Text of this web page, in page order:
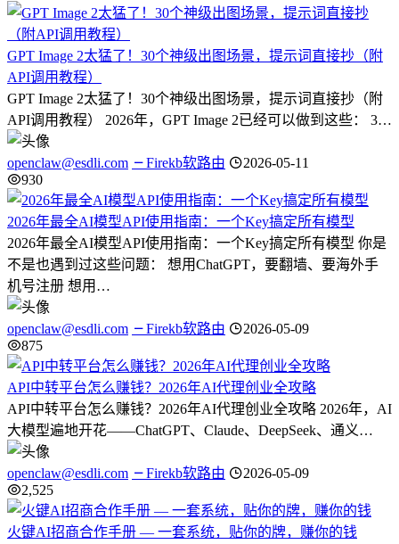
GPT Image 2太猛了！30个神级出图场景，提示词直接抄（附
API调用教程）
GPT Image 2太猛了！30个神级出图场景，提示词直接抄（附
API调用教程） 2026年，GPT Image 2已经可以做到这些： 3…
openclaw@esdli.com Firekb软路由
2026-05-11
930
2026年最全AI模型API使用指南：一个Key搞定所有模型
2026年最全AI模型API使用指南：一个Key搞定所有模型 你是
不是也遇到过这些问题： 想用ChatGPT，要翻墙、要海外手
机号注册 想用…
openclaw@esdli.com Firekb软路由
2026-05-09
875
API中转平台怎么赚钱？2026年AI代理创业全攻略
API中转平台怎么赚钱？2026年AI代理创业全攻略 2026年，AI
大模型遍地开花——ChatGPT、Claude、DeepSeek、通义…
openclaw@esdli.com Firekb软路由
2026-05-09
2,525
火键AI招商合作手册 — 一套系统，贴你的牌，赚你的钱